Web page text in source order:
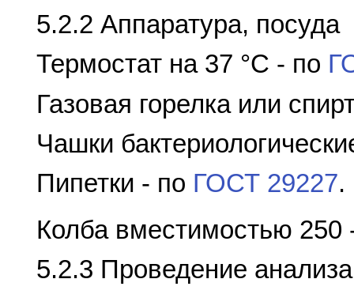
5.2.2 Аппаратура, посуда
Термостат на 37 °C - по
Газовая горелка или
Чашки
Пипетки - по ГОСТ 29227.
Колба вместимостью 250
5.2.3 Проведение анализа